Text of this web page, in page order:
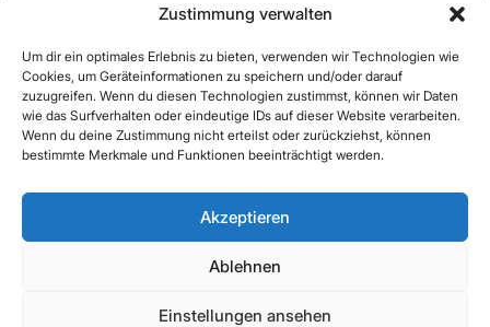
Zustimmung verwalten
Um dir ein optimales Erlebnis zu bieten, verwenden wir Technologien wie
Cookies, um Geräteinformationen zu speichern und/oder darauf
zuzugreifen. Wenn du diesen Technologien zustimmst, können wir Daten
wie das Surfverhalten oder eindeutige IDs auf dieser Website verarbeiten.
Wenn du deine Zustimmung nicht erteilst oder zurückziehst, können
bestimmte Merkmale und Funktionen beeinträchtigt werden.
Akzeptieren
Ablehnen
Einstellungen ansehen
Cookie-Richtlinie (EU)
Informationspflicht
für Bewerber
Kontakt
Striewe Zeitarbeit GmbH
Forstweg 1, 31582 Nienburg
05021 6080060